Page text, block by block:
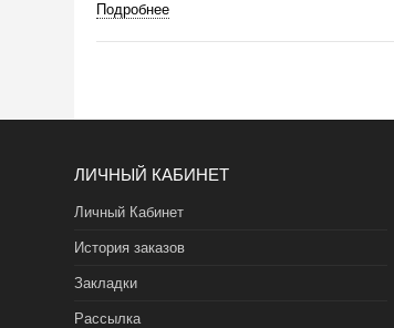
Подробнее
ЛИЧНЫЙ КАБИНЕТ
Личный Кабинет
История заказов
Закладки
Рассылка